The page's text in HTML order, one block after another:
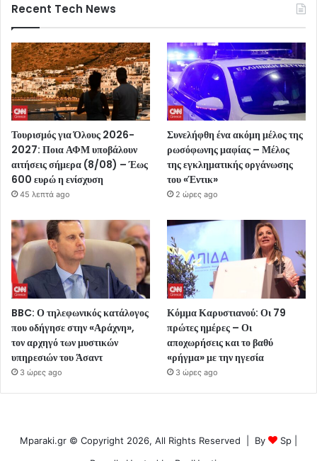
Recent Tech News
Τουρισμός για Όλους 2026-
2027: Ποια ΑΦΜ υποβάλουν
αιτήσεις σήμερα (8/08) – Έως
600 ευρώ η ενίσχυση
45 λεπτά ago
Συνελήφθη ένα ακόμη μέλος της
ρωσόφωνης μαφίας – Μέλος
της εγκληματικής οργάνωσης
του «Έντικ»
2 ώρες ago
BBC: Ο τηλεφωνικός κατάλογος
που οδήγησε στην «Αράχνη»,
τον αρχηγό των μυστικών
υπηρεσιών του Άσαντ
3 ώρες ago
Κόμμα Καρυστιανού: Οι 79
πρώτες ημέρες – Οι
αποχωρήσεις και το βαθύ
«ρήγμα» με την ηγεσία
3 ώρες ago
Mparaki.gr © Copyright 2026, All Rights Reserved | By Sp